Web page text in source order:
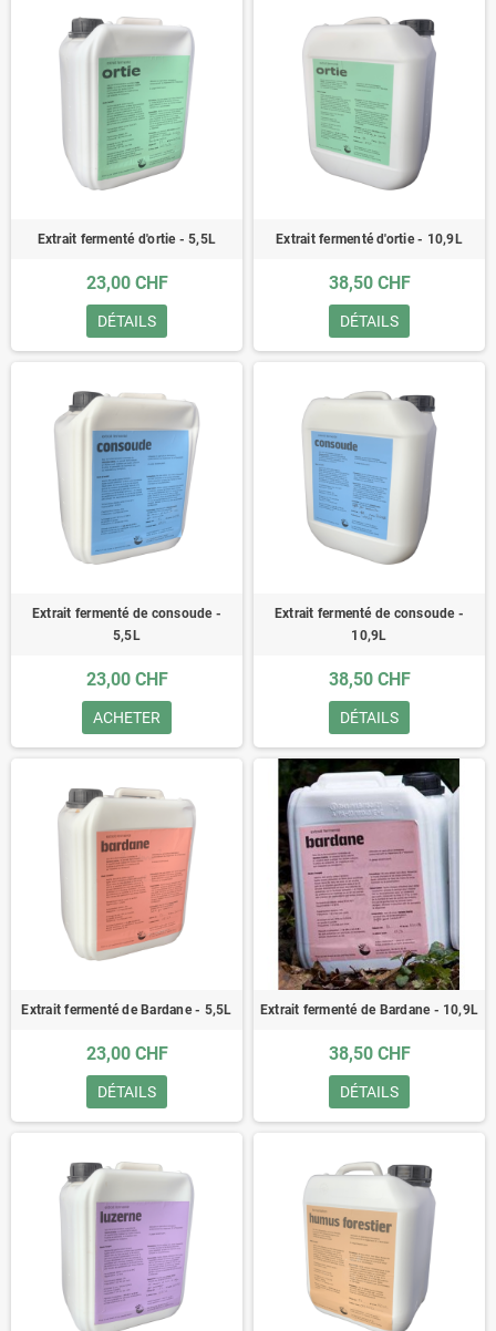
Extrait fermenté d'ortie - 5,5L
23,00 CHF
DÉTAILS
Extrait fermenté d'ortie - 10,9L
38,50 CHF
DÉTAILS
Extrait fermenté de consoude -
5,5L
23,00 CHF
ACHETER
Extrait fermenté de consoude -
10,9L
38,50 CHF
DÉTAILS
Extrait fermenté de Bardane - 5,5L
23,00 CHF
DÉTAILS
Extrait fermenté de Bardane - 10,9L
38,50 CHF
DÉTAILS